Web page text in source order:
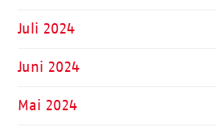
Juli 2024
Juni 2024
Mai 2024